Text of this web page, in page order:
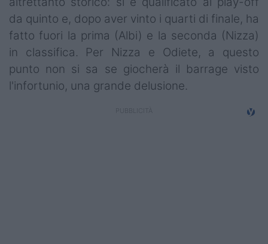
da quinto e, dopo aver vinto i quarti di finale, ha
fatto fuori la prima (Albi) e la seconda (Nizza)
in classifica. Per Nizza e Odiete, a questo
punto non si sa se giocherà il barrage visto
l'infortunio, una grande delusione.